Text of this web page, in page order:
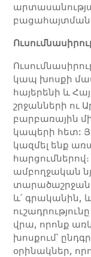
բացահայտման
կապ խոսքի
հայերենի և
շրջանների ու
բարբառային
կապերի հետ:
կազմել ենք
ամբողջական
և՛ գրականին,
վրա, որոնք
խոսքում՝
օրինակներ,